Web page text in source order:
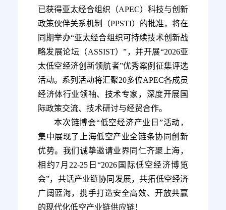
已获得亚太经合组织（APEC）科技与创新
政策伙伴关系机制（PPSTI）的批准，将在
同期举办“亚太经合组织可持续技术创新战
略发展论坛（ASSIST）”，并开展“2026亚
太低空经济创新领航者”优秀案例征集评选
活动。系列活动将汇聚20多位APEC各成员
经济体行业领袖、技术专家，深度开展国
际政策交流、技术研讨与经贸合作。
本次链博会“低空经济产业日”活动，
集中展现了上海低空产业全链条协同创新
优势。我们诚挚邀请业界同仁齐聚上海，
相约7月22-25日“2026国际低空经济博览
会”，共话产业链协同发展，共拓低空经济
广阔蓝海，携手打造安全高效、开放共赢
的现代化低空产业链供应链！